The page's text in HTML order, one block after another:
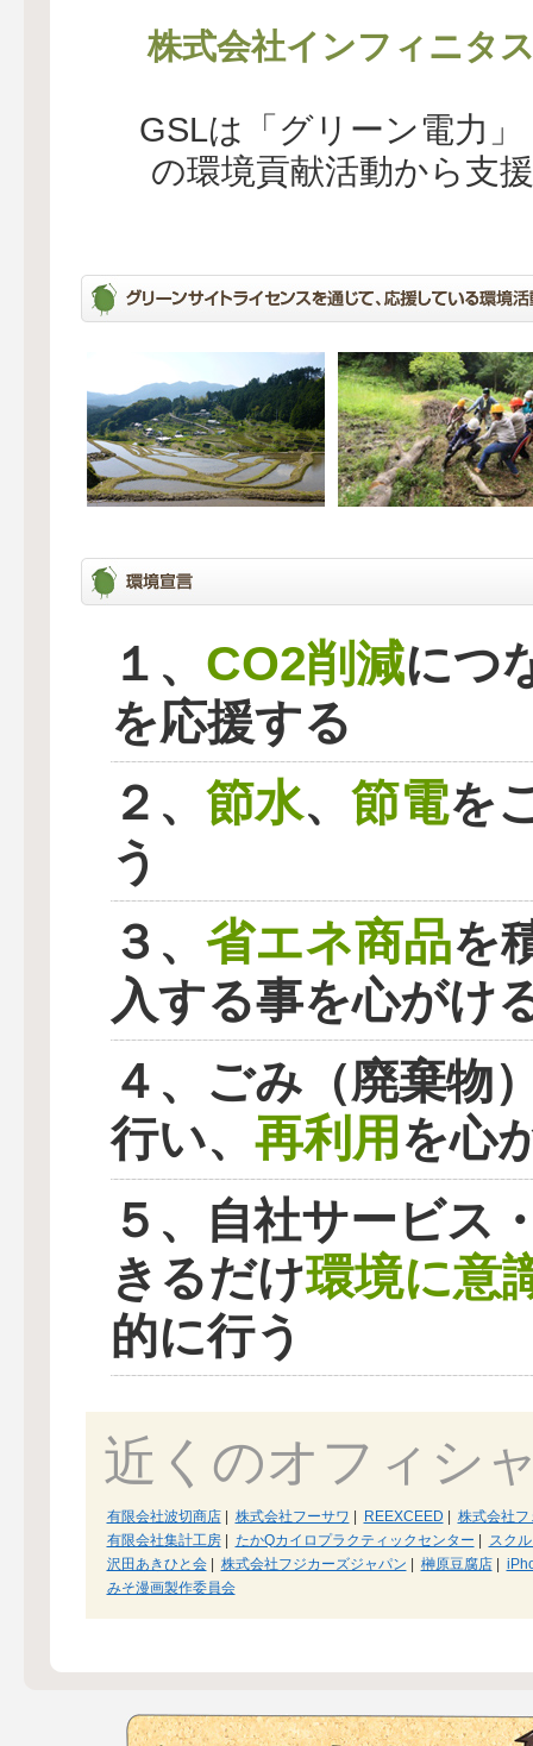
株式会社インフィニタ
GSLは「グリーン電力
の環境貢献活動から支
１、 CO2削減につ
を応援する
２、 節水、 節電を
う
３、 省エネ商品を
入する事を心がけ
４、ごみ（廃棄物
行い、 再利用を心
５、自社サービス
きるだけ環境に意
的に行う
近くのオフィシ
有限会社波切商店| 株式会社フーサワ REEXCEED
株式会社
有限会社集計工房| たかQカイロプラクティックセンター
スク
沢田あきひと会| 株式会社フジカーズジャパン 榊原豆腐店|
みそ漫画製作委員会